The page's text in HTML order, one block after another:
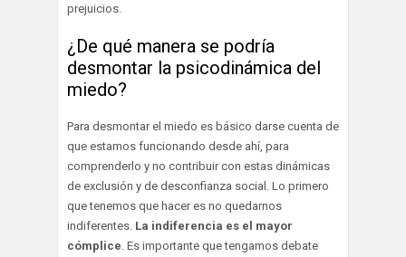
prejuicios.
¿De qué manera se podría
desmontar la psicodinámica del
miedo?
Para desmontar el miedo es básico darse cuenta de
que estamos funcionando desde ahí, para
comprenderlo y no contribuir con estas dinámicas
de exclusión y de desconfianza social. Lo primero
que tenemos que hacer es no quedarnos
indiferentes. La indiferencia es el mayor
cómplice . Es importante que tengamos debate